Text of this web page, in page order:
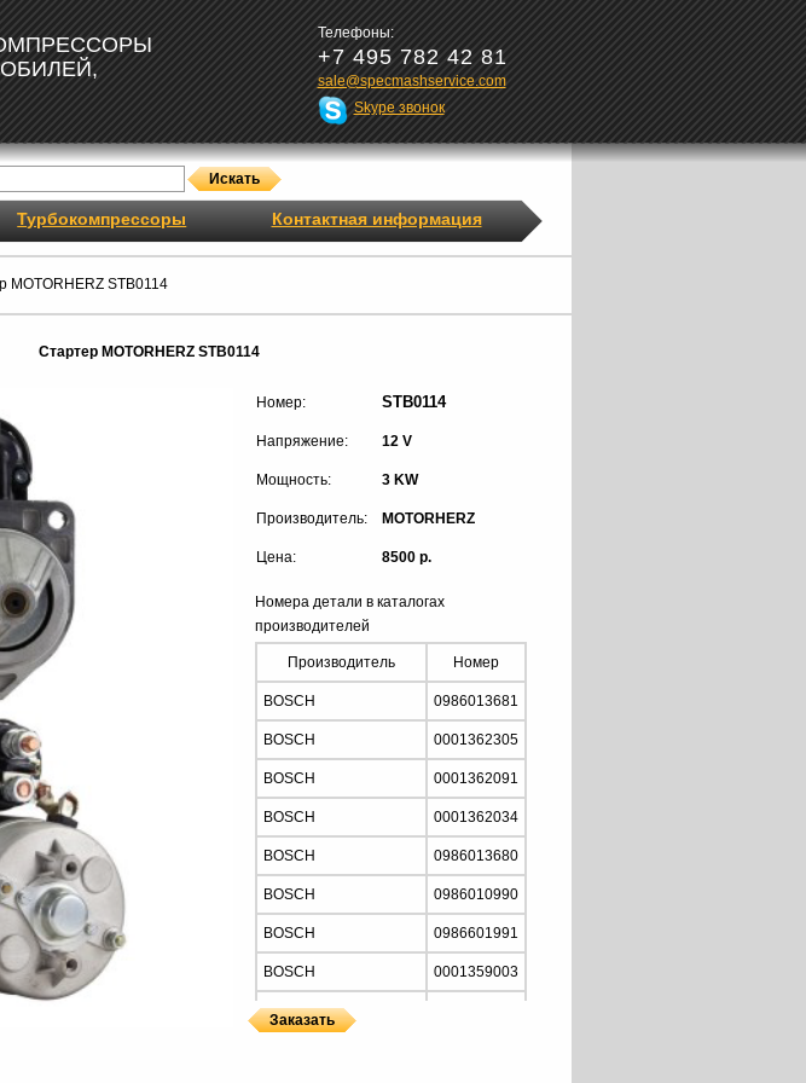
Телефоны:
+7 495 782 42 81
sale@specmashservice.com
Skype звонок
Турбокомпрессоры Контактная информация
MOTORHERZ STB0114
Стартер MOTORHERZ STB0114
Номер: STB0114
Напряжение: 12 V
Мощность: 3 KW
Производитель: MOTORHERZ
Цена: 8500 р.
Номера детали в каталогах
производителей
Производитель Номер
BOSCH 0986013681
BOSCH 0001362305
BOSCH 0001362091
BOSCH 0001362034
BOSCH 0986013680
BOSCH 0986010990
BOSCH 0986601991
BOSCH 0001359003
ISKRA